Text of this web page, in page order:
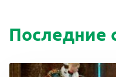
Последние